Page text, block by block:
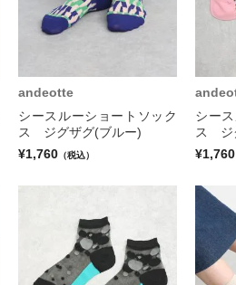
andeotte
シースルーショートソック
ス ジグザグ(ブルー)
¥1,760 （税込）
シー
ス ジ
¥1,760